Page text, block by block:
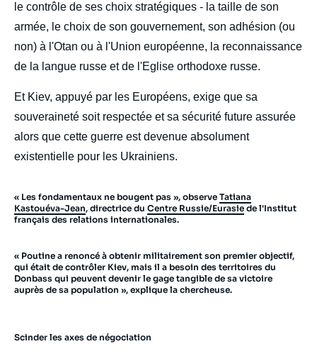
le contrôle de ses choix stratégiques - la taille de son
armée, le choix de son gouvernement, son adhésion (ou
non) à l'Otan ou à l'Union européenne, la reconnaissance
de la langue russe et de l'Eglise orthodoxe russe.
Et Kiev, appuyé par les Européens, exige que sa
souveraineté soit respectée et sa sécurité future assurée
alors que cette guerre est devenue absolument
existentielle pour les Ukrainiens.
« Les fondamentaux ne bougent pas », observe Tatiana
Kastouéva-Jean, directrice du Centre Russie/Eurasie de l'Institut
français des relations internationales.
« Poutine a renoncé à obtenir militairement son premier objectif,
qui était de contrôler Kiev, mais il a besoin des territoires du
Donbass qui peuvent devenir le gage tangible de sa victoire
auprès de sa population », explique la chercheuse.
Scinder les axes de négociation